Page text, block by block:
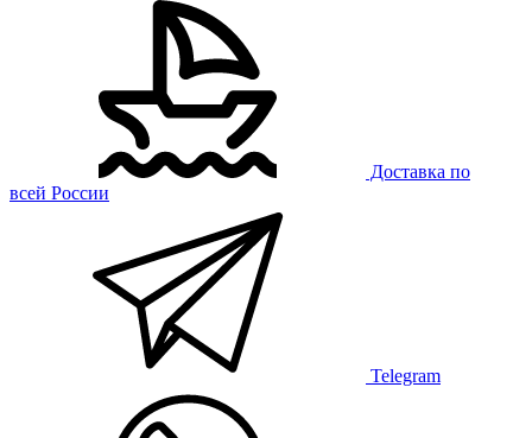
Доставка по
всей России
Telegram